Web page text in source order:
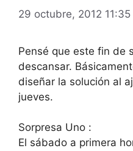
29 octubre, 2012 11:35
Pensé que este fin de
descansar.
diseñar la solución al
jueves.
Sorpresa Uno :
El sábado a primera